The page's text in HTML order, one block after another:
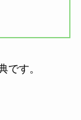
です。